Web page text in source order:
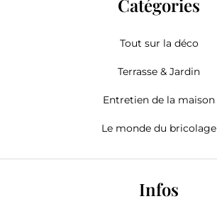
Catégories
Tout sur la déco
Terrasse & Jardin
Entretien de la maison
Le monde du bricolage
Infos